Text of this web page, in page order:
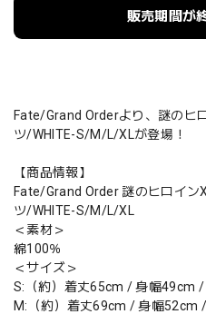
販売期間が
Fate/Grand Orderより、謎のヒ
ツ/WHITE-S/M/L/XLが登場！
【商品情報】
Fate/Grand Order 謎のヒロイン
ツ/WHITE-S/M/L/XL
＜素材＞
綿100％
＜サイズ＞
S:（約）着丈65cm / 身幅49cm
M:（約）着丈69cm / 身幅52cm